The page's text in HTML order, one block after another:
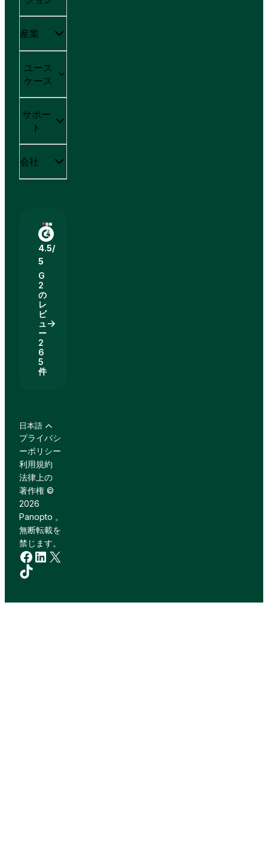
産業
ユース
ケース
サポー
ト
会社
4.5/
5
G
2
の
レ
ビ
ュ
ー
2
6
5
件
日本語
プライバシ
ーポリシー
利用規約
法律上の
著作権 ©
2026
Panopto 。
無断転載を
禁じます。
Facebook
LinkedIn
X
TikTok